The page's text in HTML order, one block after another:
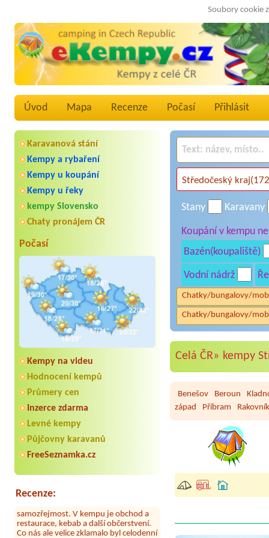
Soubory cookie
Úvod Mapa Recenze Počasí Přihlásit
Karavanová stání
Kempy a rybaření
Kempy u koupání
Kempy u řeky
kempy Slovensko
Chaty pronájem ČR
Počasí
Kempy na videu
Hodnocení kempů
Průmery cen
Inzerce zdarma
Levné kempy
Půjčovny karavanů
FreeSeznamka.cz
Recenze:
Aneta Melicharová
Byli jsme zde v týdnu od 25.7. do 1.8.
umývárně i na WC bylo vždy čisto,
množství návštěvníků není
restaurace, kebab a další občerstvení.
Co nás ale velice zklamalo byl celodenní
hluk z repráků u stanů a absolutní
Stany Karavany
Koupání v kempu
Bazén(koupaliště)
Vodní nádrž
Chatky/bungalovy/
Chatky/bungalovy/
Celá ČR» kempy
Benešov Beroun
západ
Příbram Rakovník